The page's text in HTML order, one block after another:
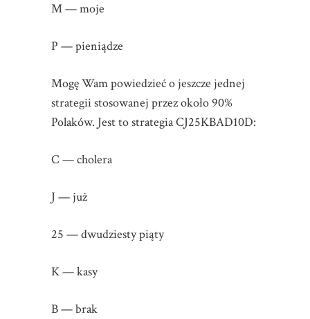
M — moje
P — pieniądze
Mogę Wam powiedzieć o jeszcze jednej
strategii stosowanej przez około 90%
Polaków. Jest to strategia CJ25KBAD10D:
C — cholera
J — już
25 — dwudziesty piąty
K — kasy
B — brak